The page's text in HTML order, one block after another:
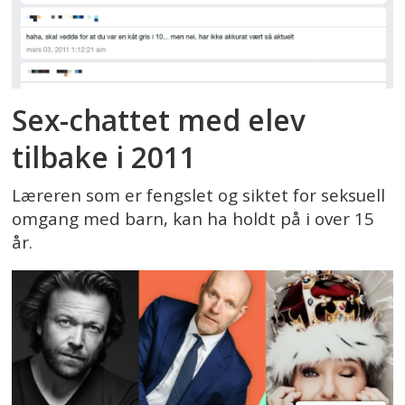
Sex-chattet med elev
tilbake i 2011
Læreren som er fengslet og siktet for seksuell
omgang med barn, kan ha holdt på i over 15
år.